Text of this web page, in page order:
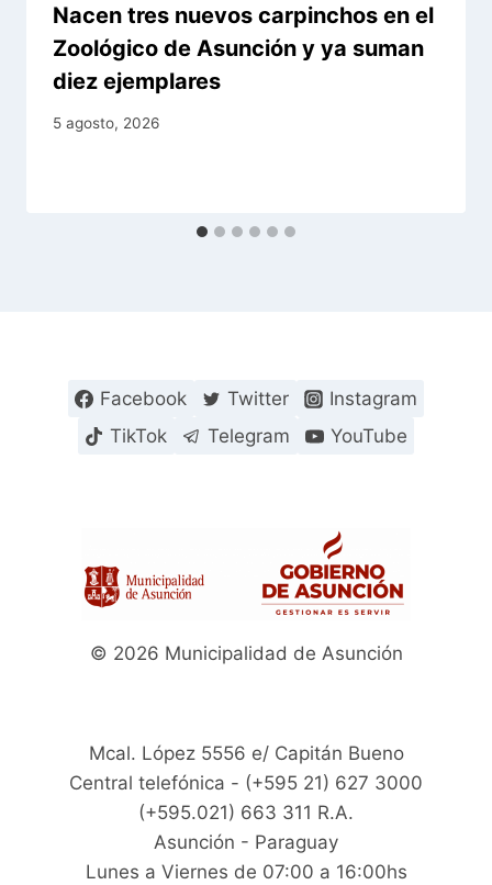
Nacen tres nuevos carpinchos en el
Zoológico de Asunción y ya suman
diez ejemplares
5 agosto, 2026
Facebook Twitter
Instagram
TikTok
Telegram YouTube
© 2026 Municipalidad de Asunción
Mcal. López 5556 e/ Capitán Bueno
Central telefónica - (+595 21) 627 3000
(+595.021) 663 311 R.A.
Asunción - Paraguay
Lunes a Viernes de 07:00 a 16:00hs